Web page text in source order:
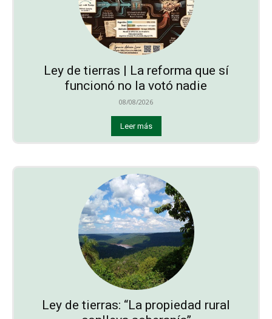
Ley de tierras | La reforma que sí
funcionó no la votó nadie
08/08/2026
Leer más
Ley de tierras: “La propiedad rural